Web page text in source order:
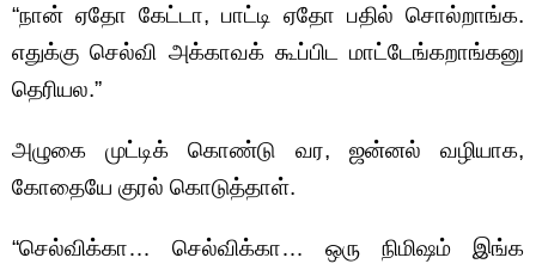
“நான் ஏதோ கேட்டா, பாட்டி ஏதோ பதில் சொல்றாங்க.
எதுக்கு செல்வி அக்காவக் கூப்பிட மாட்டேங்கறாங்கனு
தெரியல.”
அழுகை முட்டிக் கொண்டு வர, ஜன்னல் வழியாக,
கோதையே குரல் கொடுத்தாள்.
“செல்விக்கா… செல்விக்கா… ஒரு நிமிஷம் இங்க